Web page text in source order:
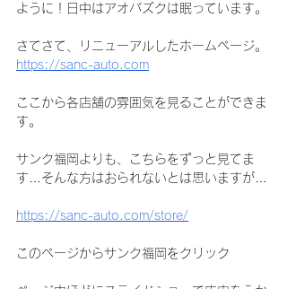
ように！日中はアオバズクは眠っています。
さてさて、リニューアルしたホームページ。
https://sanc-auto.com
ここから各店舗の雰囲気を見ることができま
す。
サンク福岡よりも、こちらをずっと見てま
す…そんな方はおられないとは思いますが…
https://sanc-auto.com/store/
このページからサンク福岡をクリック